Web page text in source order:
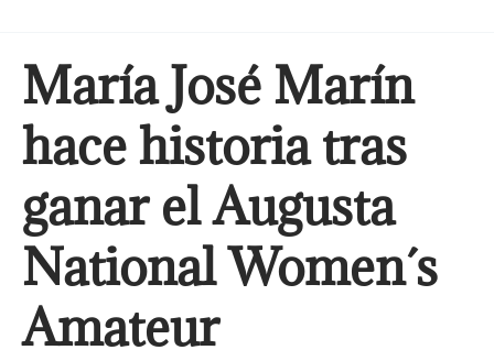
María José Marín
hace historia tras
ganar el Augusta
National Women´s
Amateur